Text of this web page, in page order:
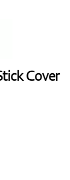
Cover